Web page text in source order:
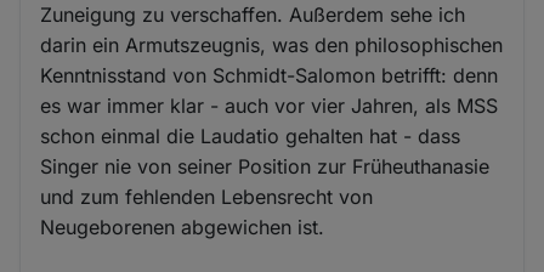
Zuneigung zu verschaffen. Außerdem sehe ich
darin ein Armutszeugnis, was den philosophischen
Kenntnisstand von Schmidt-Salomon betrifft: denn
es war immer klar - auch vor vier Jahren, als MSS
schon einmal die Laudatio gehalten hat - dass
Singer nie von seiner Position zur Früheuthanasie
und zum fehlenden Lebensrecht von
Neugeborenen abgewichen ist.